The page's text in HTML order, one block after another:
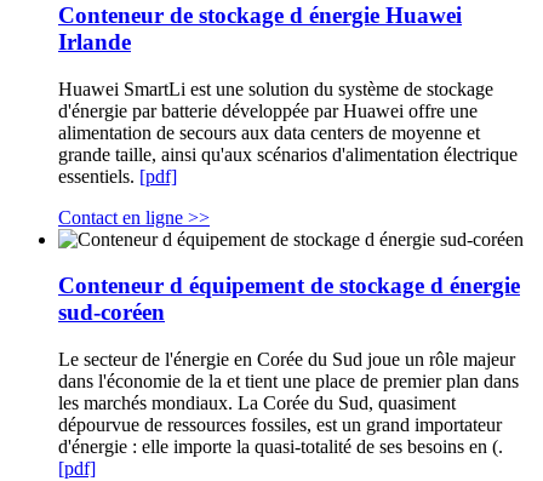
Conteneur de stockage d énergie Huawei
Irlande
Huawei SmartLi est une solution du système de stockage
d'énergie par batterie développée par Huawei offre une
alimentation de secours aux data centers de moyenne et
grande taille, ainsi qu'aux scénarios d'alimentation électrique
essentiels. [pdf]
Contact en ligne >>
Conteneur d équipement de stockage d énergie
sud-coréen
Le secteur de l'énergie en Corée du Sud joue un rôle majeur
dans l'économie de la et tient une place de premier plan dans
les marchés mondiaux. La Corée du Sud, quasiment
dépourvue de ressources fossiles, est un grand importateur
d'énergie : elle importe la quasi-totalité de ses besoins en (.
[pdf]